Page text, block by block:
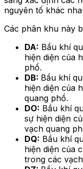
nguyên tố khác
Các phân khu này
DA: Bầu khí
hiện diện của
phổ.
DB: Bầu khí
hiện diện của
quang phổ.
DO: Bầu khí
sự hiện diện
vạch quang
DQ: Bầu khí
hiện diện của
trong các